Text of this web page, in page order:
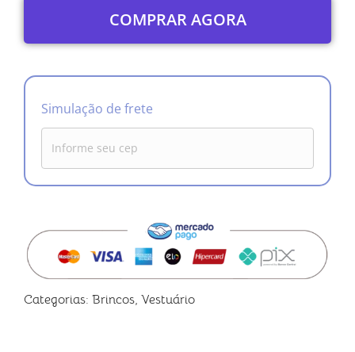
COMPRAR AGORA
Simulação de frete
Categorias: Brincos, Vestuário